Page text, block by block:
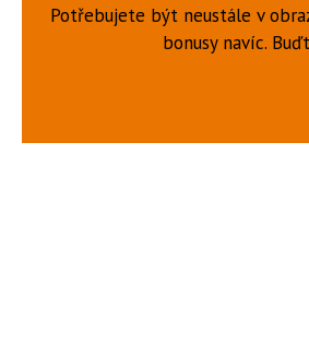
Potřebujete být neustále v
bonusy navíc.